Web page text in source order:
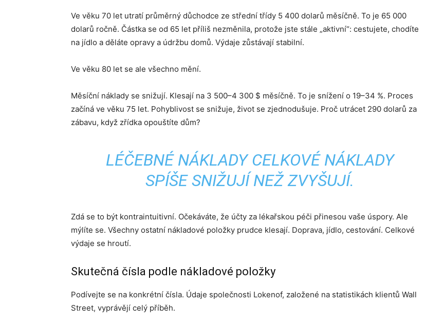
Ve věku 70 let utratí průměrný důchodce ze střední třídy 5 400 dolarů měsíčně. To je 65 000
dolarů ročně. Částka se od 65 let příliš nezměnila, protože jste stále „aktivní“: cestujete, chodíte
na jídlo a děláte opravy a údržbu domů. Výdaje zůstávají stabilní.
Ve věku 80 let se ale všechno mění.
Měsíční náklady se snižují. Klesají na 3 500–4 300 $ měsíčně. To je snížení o 19–34 %. Proces
začíná ve věku 75 let. Pohyblivost se snižuje, život se zjednodušuje. Proč utrácet 290 dolarů za
zábavu, když zřídka opouštíte dům?
LÉČEBNÉ NÁKLADY CELKOVÉ NÁKLADY
SPÍŠE SNIŽUJÍ NEŽ ZVYŠUJÍ.
Zdá se to být kontraintuitivní. Očekáváte, že účty za lékařskou péči přinesou vaše úspory. Ale
mýlíte se. Všechny ostatní nákladové položky prudce klesají. Doprava, jídlo, cestování. Celkové
výdaje se hroutí.
Skutečná čísla podle nákladové položky
Podívejte se na konkrétní čísla. Údaje společnosti Lokenof, založené na statistikách klientů Wall
Street, vyprávějí celý příběh.